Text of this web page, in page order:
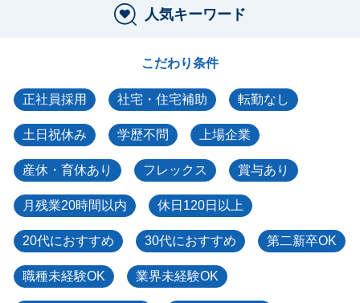
人気キーワード
こだわり条件
正社員採用 社宅・住宅補助 転勤なし
土日祝休み 学歴不問 上場企業
産休・育休あり フレックス 賞与あり
月残業20時間以内 休日120日以上
20代におすすめ 30代におすすめ 第二新卒OK
職種未経験OK 業界未経験OK